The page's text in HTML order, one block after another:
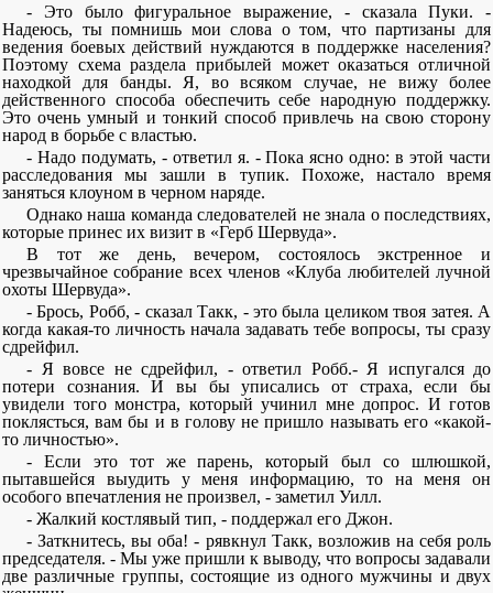
- Это было фигуральное выражение, - сказала Пуки. -
Надеюсь, ты помнишь мои слова о том, что партизаны для
ведения боевых действий нуждаются в поддержке населения?
Поэтому схема раздела прибылей может оказаться отличной
находкой для банды. Я, во всяком случае, не вижу более
действенного способа обеспечить себе народную поддержку.
Это очень умный и тонкий способ привлечь на свою сторону
народ в борьбе с властью.
- Надо подумать, - ответил я. - Пока ясно одно: в этой части
расследования мы зашли в тупик. Похоже, настало время
заняться клоуном в черном наряде.
Однако наша команда следователей не знала о последствиях,
которые принес их визит в «Герб Шервуда».
В тот же день, вечером, состоялось экстренное и
чрезвычайное собрание всех членов «Клуба любителей лучной
охоты Шервуда».
- Брось, Робб, - сказал Такк, - это была целиком твоя затея. А
когда какая-то личность начала задавать тебе вопросы, ты сразу
сдрейфил.
- Я вовсе не сдрейфил, - ответил Робб.- Я испугался до
потери сознания. И вы бы уписались от страха, если бы
увидели того монстра, который учинил мне допрос. И готов
поклясться, вам бы и в голову не пришло называть его «какой-
то личностью».
- Если это тот же парень, который был со шлюшкой,
пытавшейся выудить у меня информацию, то на меня он
особого впечатления не произвел, - заметил Уилл.
- Жалкий костлявый тип, - поддержал его Джон.
- Заткнитесь, вы оба! - рявкнул Такк, возложив на себя роль
председателя. - Мы уже пришли к выводу, что вопросы задавали
две различные группы, состоящие из одного мужчины и двух